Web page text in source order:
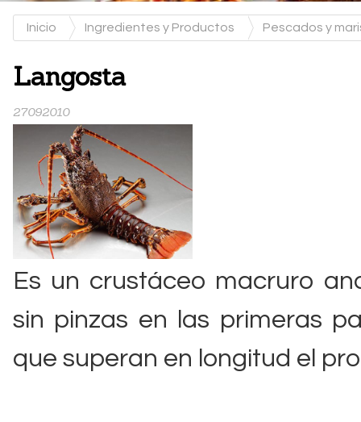
Inicio Ingredientes y Productos Pescados y
Langosta
27092010
Es un crustáceo macruro
sin pinzas en las primeras
que superan en longitud el